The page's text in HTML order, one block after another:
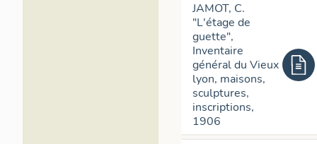
JAMOT, C.
"L'étage de
guette",
Inventaire
général du Vieux
lyon, maisons,
sculptures,
inscriptions,
1906